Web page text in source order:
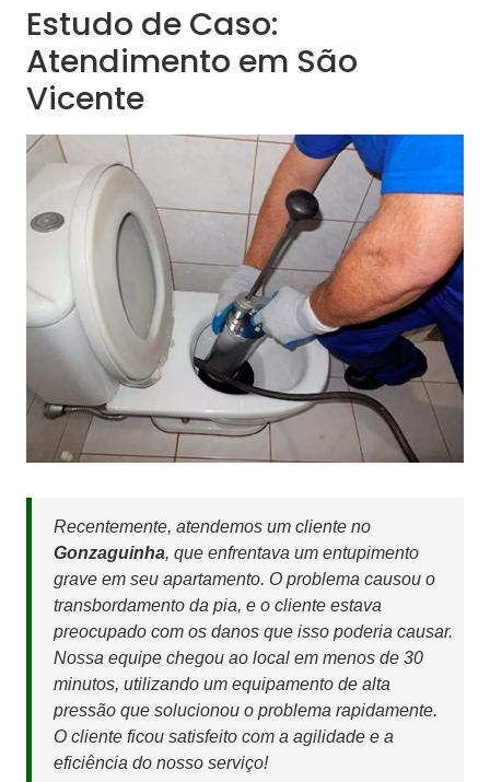
Estudo de Caso:
Atendimento em São
Vicente
Recentemente, atendemos um cliente no
Gonzaguinha, que enfrentava um entupimento
grave em seu apartamento. O problema causou o
transbordamento da pia, e o cliente estava
preocupado com os danos que isso poderia causar.
Nossa equipe chegou ao local em menos de 30
minutos, utilizando um equipamento de alta
pressão que solucionou o problema rapidamente.
O cliente ficou satisfeito com a agilidade e a
eficiência do nosso serviço!